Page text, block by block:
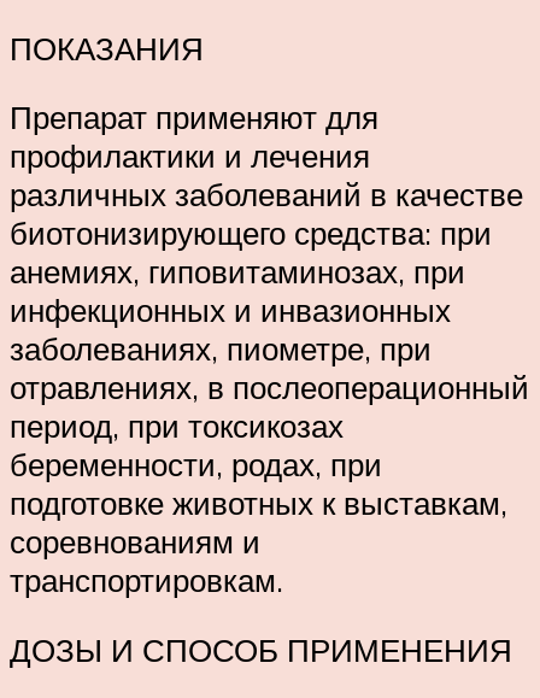
ПОКАЗАНИЯ
Препарат применяют для
профилактики и лечения
различных заболеваний в качестве
биотонизирующего средства: при
анемиях, гиповитаминозах, при
инфекционных и инвазионных
заболеваниях, пиометре, при
отравлениях, в послеоперационный
период, при токсикозах
беременности, родах, при
подготовке животных к выставкам,
соревнованиям и
транспортировкам.
ДОЗЫ И СПОСОБ ПРИМЕНЕНИЯ